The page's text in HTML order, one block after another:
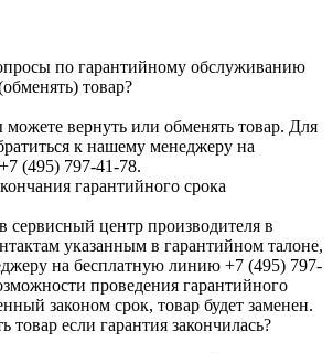
по гарантийному обслуживанию
товар?
вернуть или обменять товар. Для
к нашему менеджеру на
(495) 797-41-78.
гарантийного срока
сервисный центр производителя в
указанным в гарантийном талоне,
на бесплатную линию +7 (495) 797-
проведения гарантийного
законом срок, товар будет заменен.
товар если гарантия закончилась?